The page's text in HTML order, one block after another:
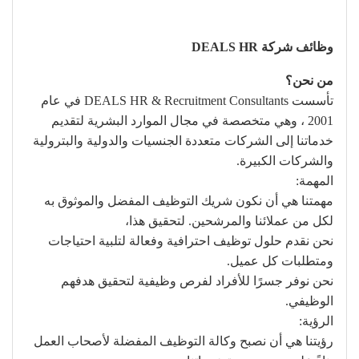
وظائف شركة DEALS HR
من نحن؟
تأسست DEALS HR & Recruitment Consultants في عام
2001 ، وهي متخصصة في مجال الموارد البشرية لتقديم
خدماتنا إلى الشركات متعددة الجنسيات والدولية والبترولية
والشركات الكبيرة.
المهمة:
مهمتنا هي أن نكون شريك التوظيف المفضل والموثوق به
لكل من عملائنا والمرشحين. لتحقيق هذا،
نحن نقدم حلول توظيف احترافية وفعالة لتلبية احتياجات
ومتطلبات كل عميل.
نحن نوفر جسرًا للأفراد لفرص وظيفية لتحقيق هدفهم
الوظيفي.
الرؤية:
رؤيتنا هي أن نصبح وكالة التوظيف المفضلة لأصحاب العمل